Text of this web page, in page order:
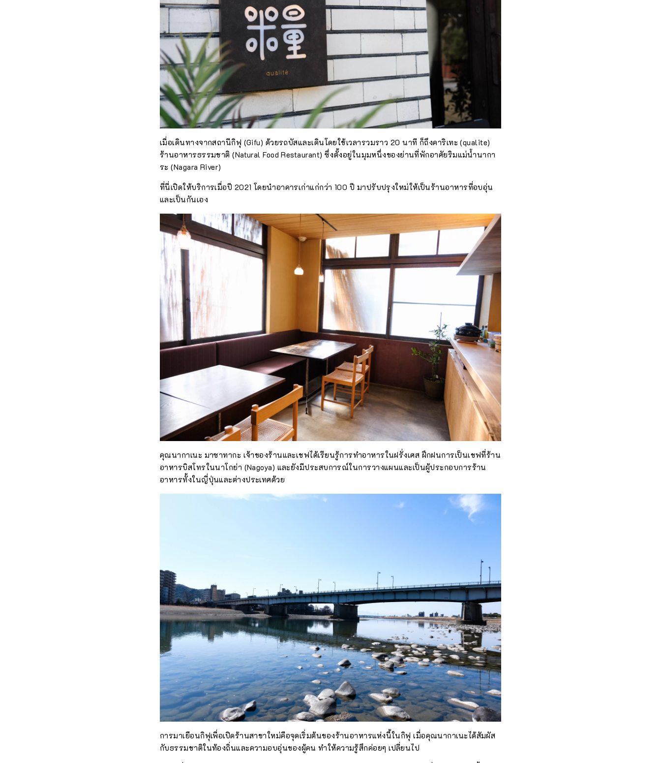
เมื่อเดินทางจากสถานีกิฟุ (Gifu) ด้วยรถบัสและเดินโดยใช้เวลารวมราว 20 นาที ก็ถึงคาริเทะ (qualite)
ร้านอาหารธรรมชาติ (Natural Food Restaurant) ซึ่งตั้งอยู่ในมุมหนึ่งของย่านที่พักอาศัยริมแม่น้ำนากา
ระ (Nagara River)
ที่นี่เปิดให้บริการเมื่อปี 2021 โดยนำอาคารเก่าแก่กว่า 100 ปี มาปรับปรุงใหม่ให้เป็นร้านอาหารที่อบอุ่น
และเป็นกันเอง
คุณนากาเนะ มาซาทากะ เจ้าของร้านและเชฟได้เรียนรู้การทำอาหารในฝรั่งเศส ฝึกฝนการเป็นเชฟที่ร้าน
อาหารบิสโทรในนาโกย่า (Nagoya) และยังมีประสบการณ์ในการวางแผนและเป็นผู้ประกอบการร้าน
อาหารทั้งในญี่ปุ่นและต่างประเทศด้วย
การมาเยือนกิฟุเพื่อเปิดร้านสาขาใหม่คือจุดเริ่มต้นของร้านอาหารแห่งนี้ในกิฟุ เมื่อคุณนากาเนะได้สัมผัส
กับธรรมชาติในท้องถิ่นและความอบอุ่นของผู้คน ทำให้ความรู้สึกค่อยๆ เปลี่ยนไป